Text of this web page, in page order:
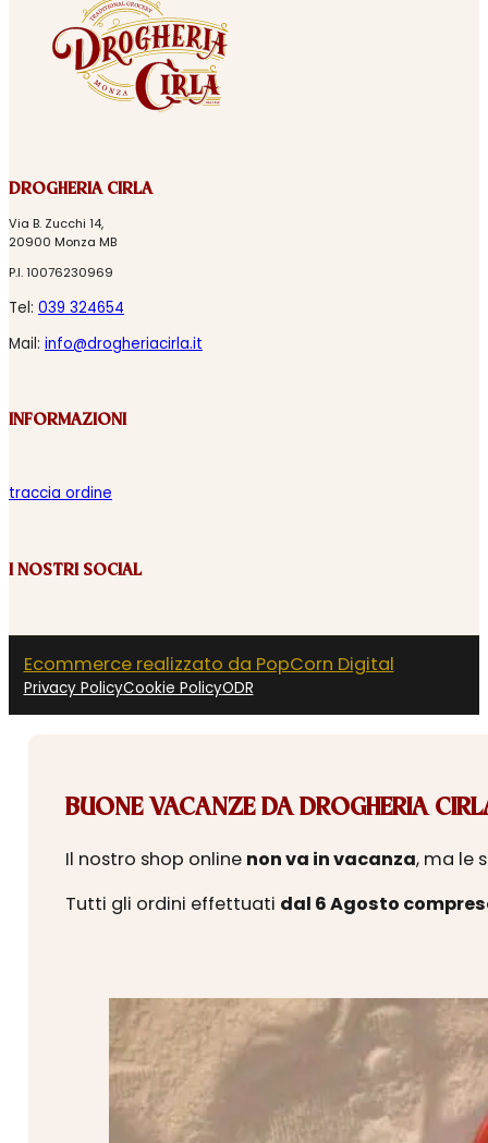
DROGHERIA CIRLA
Via B. Zucchi 14,
20900 Monza MB
P.I. 10076230969
Tel: 039 324654
Mail: info@drogheriacirla.it
INFORMAZIONI
traccia ordine
I NOSTRI SOCIAL
Ecommerce realizzato da PopCorn Digital
Privacy PolicyCookie PolicyODR
BUONE VACANZE DA DROGHERIA
Il nostro shop online non va in vacanza, ma le
Tutti gli ordini effettuati dal 6 Agosto